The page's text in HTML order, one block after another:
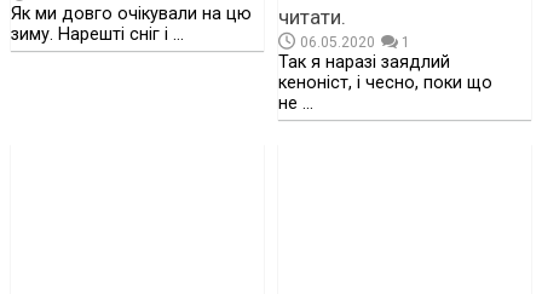
Як ми довго очікували на цю
зиму. Нарешті сніг і …
читати.
06.05.2020 1
Так я наразі заядлий
кеноніст, і чесно, поки що
не …